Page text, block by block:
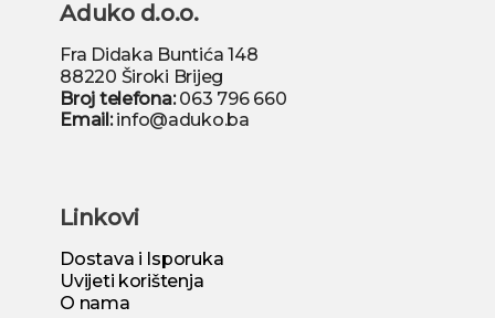
Aduko d.o.o.
Fra Didaka Buntića 148
88220 Široki Brijeg
Broj telefona:063 796 660
Email:info@aduko.ba
Linkovi
Dostava i Isporuka
Uvijeti korištenja
O nama